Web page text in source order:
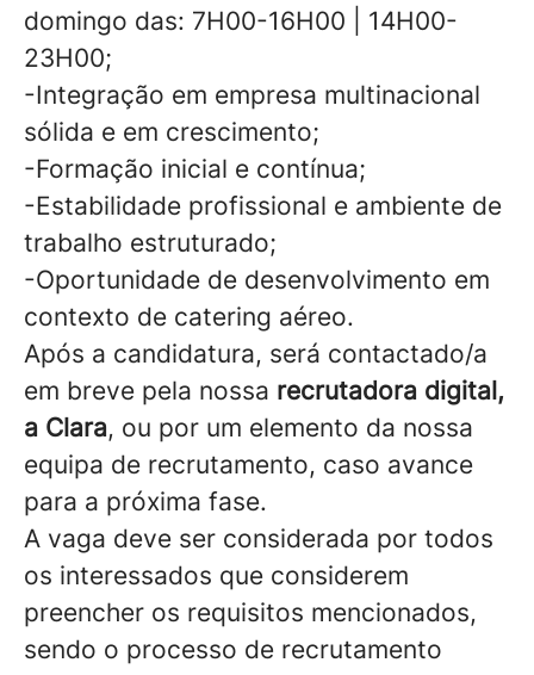
domingo das: 7H00-16H00 | 14H00-
23H00;
-Integração em empresa multinacional
sólida e em crescimento;
-Formação inicial e contínua;
-Estabilidade profissional e ambiente de
trabalho estruturado;
-Oportunidade de desenvolvimento em
contexto de catering aéreo.
Após a candidatura, será contactado/a
em breve pela nossa recrutadora digital,
a Clara, ou por um elemento da nossa
equipa de recrutamento, caso avance
para a próxima fase.
A vaga deve ser considerada por todos
os interessados que considerem
preencher os requisitos mencionados,
sendo o processo de recrutamento